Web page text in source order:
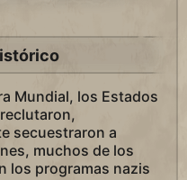
Mundial, los Estados
secuestraron a
muchos de los
los programas nazis